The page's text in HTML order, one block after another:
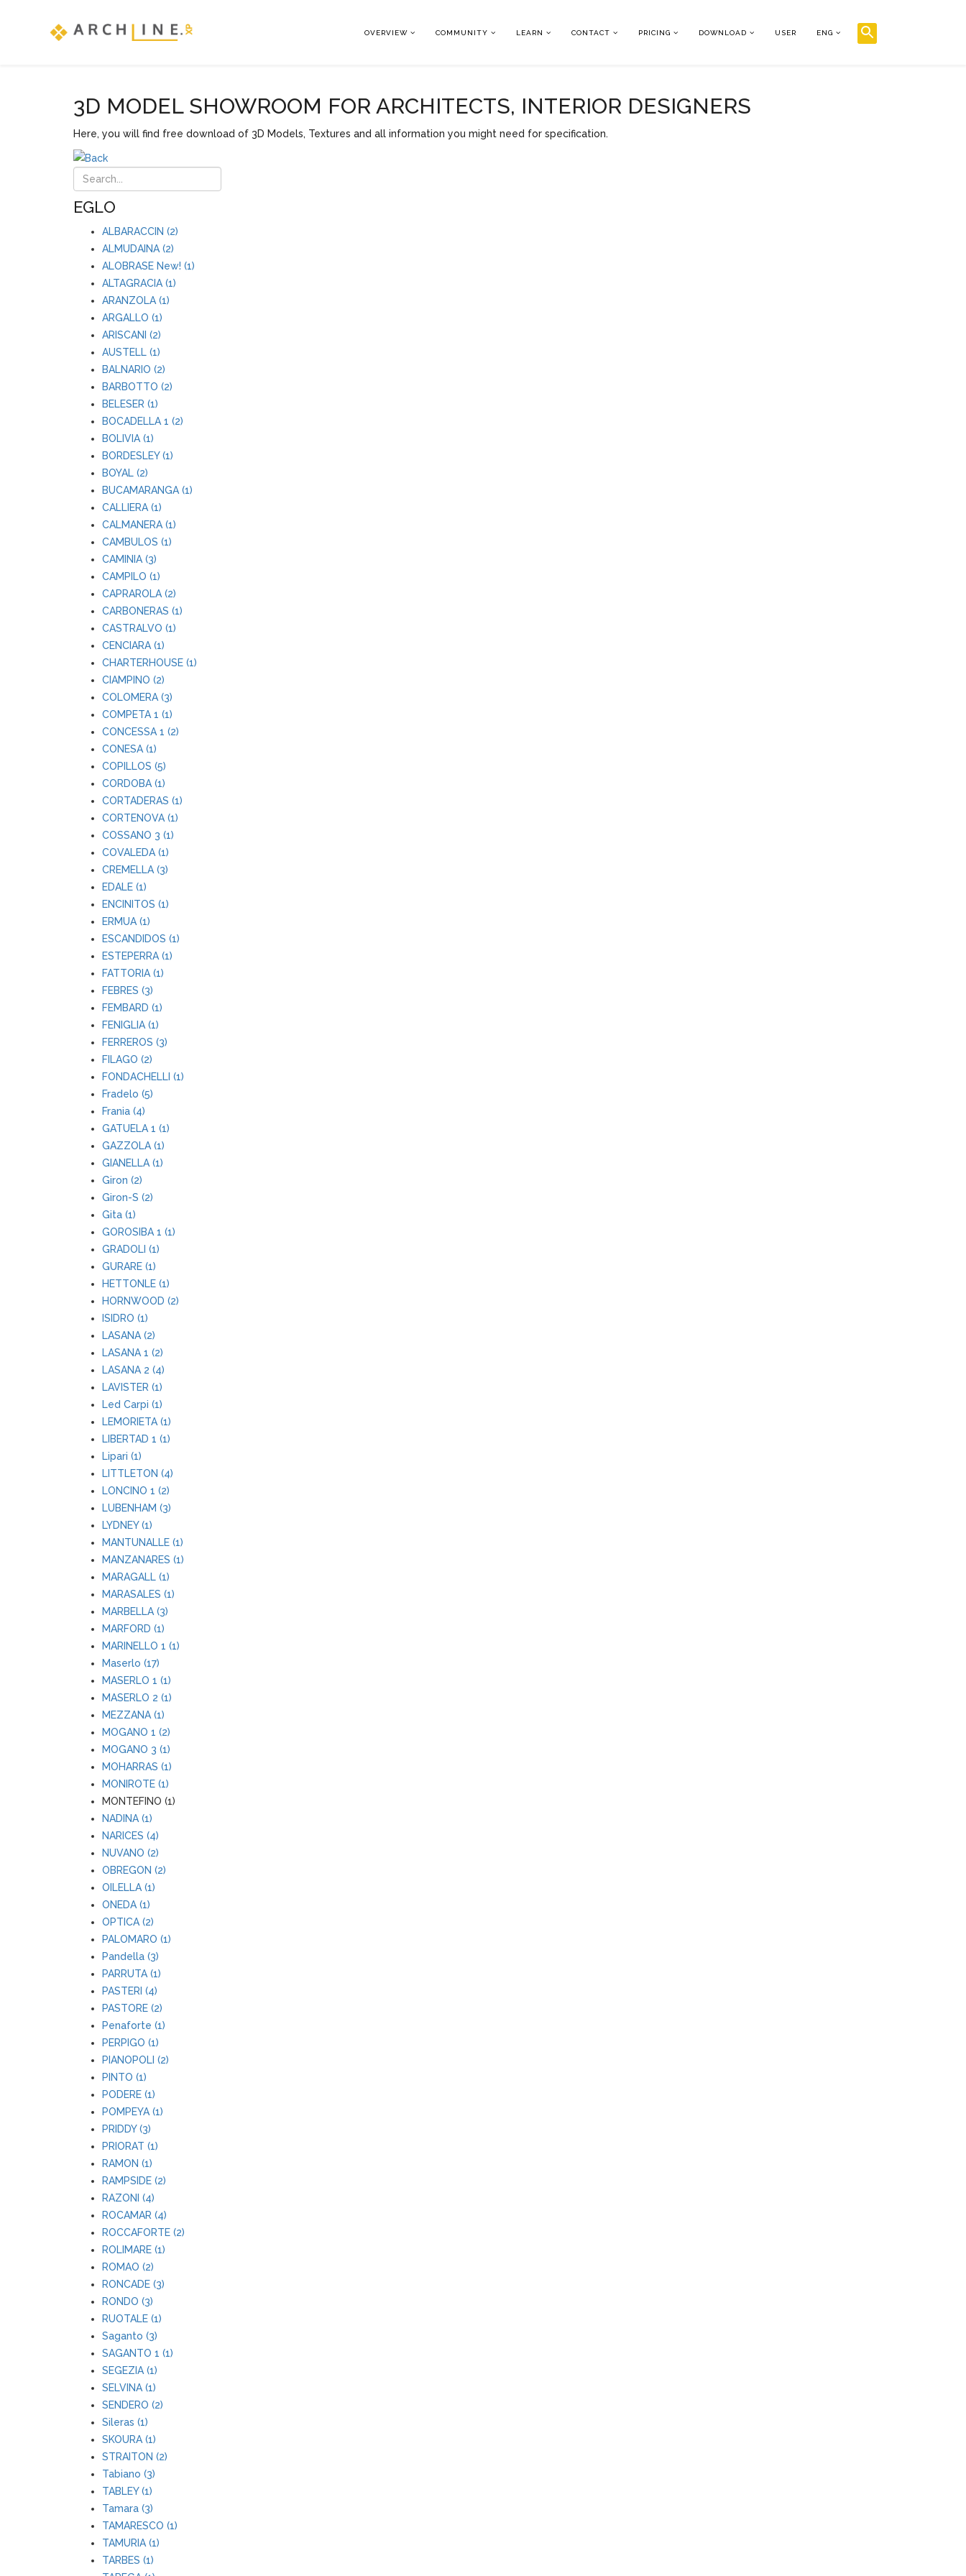
OVERVIEW COMMUNITY LEARN CONTACT PRICING DOWNLOAD USER ENG
3D MODEL SHOWROOM FOR ARCHITECTS, INTERIOR DESIGNERS
Here, you will find free download of 3D Models, Textures and all information you might need for specification.
EGLO
ALBARACCIN (2)
ALMUDAINA (2)
ALOBRASE New! (1)
ALTAGRACIA (1)
ARANZOLA (1)
ARGALLO (1)
ARISCANI (2)
AUSTELL (1)
BALNARIO (2)
BARBOTTO (2)
BELESER (1)
BOCADELLA 1 (2)
BOLIVIA (1)
BORDESLEY (1)
BOYAL (2)
BUCAMARANGA (1)
CALLIERA (1)
CALMANERA (1)
CAMBULOS (1)
CAMINIA (3)
CAMPILO (1)
CAPRAROLA (2)
CARBONERAS (1)
CASTRALVO (1)
CENCIARA (1)
CHARTERHOUSE (1)
CIAMPINO (2)
COLOMERA (3)
COMPETA 1 (1)
CONCESSA 1 (2)
CONESA (1)
COPILLOS (5)
CORDOBA (1)
CORTADERAS (1)
CORTENOVA (1)
COSSANO 3 (1)
COVALEDA (1)
CREMELLA (3)
EDALE (1)
ENCINITOS (1)
ERMUA (1)
ESCANDIDOS (1)
ESTEPERRA (1)
FATTORIA (1)
FEBRES (3)
FEMBARD (1)
FENIGLIA (1)
FERREROS (3)
FILAGO (2)
FONDACHELLI (1)
Fradelo (5)
Frania (4)
GATUELA 1 (1)
GAZZOLA (1)
GIANELLA (1)
Giron (2)
Giron-S (2)
Gita (1)
GOROSIBA 1 (1)
GRADOLI (1)
GURARE (1)
HETTONLE (1)
HORNWOOD (2)
ISIDRO (1)
LASANA (2)
LASANA 1 (2)
LASANA 2 (4)
LAVISTER (1)
Led Carpi (1)
LEMORIETA (1)
LIBERTAD 1 (1)
Lipari (1)
LITTLETON (4)
LONCINO 1 (2)
LUBENHAM (3)
LYDNEY (1)
MANTUNALLE (1)
MANZANARES (1)
MARAGALL (1)
MARASALES (1)
MARBELLA (3)
MARFORD (1)
MARINELLO 1 (1)
Maserlo (17)
MASERLO 1 (1)
MASERLO 2 (1)
MEZZANA (1)
MOGANO 1 (2)
MOGANO 3 (1)
MOHARRAS (1)
MONIROTE (1)
MONTEFINO (1)
NADINA (1)
NARICES (4)
NUVANO (2)
OBREGON (2)
OILELLA (1)
ONEDA (1)
OPTICA (2)
PALOMARO (1)
Pandella (3)
PARRUTA (1)
PASTERI (4)
PASTORE (2)
Penaforte (1)
PERPIGO (1)
PIANOPOLI (2)
PINTO (1)
PODERE (1)
POMPEYA (1)
PRIDDY (3)
PRIORAT (1)
RAMON (1)
RAMPSIDE (2)
RAZONI (4)
ROCAMAR (4)
ROCCAFORTE (2)
ROLIMARE (1)
ROMAO (2)
RONCADE (3)
RONDO (3)
RUOTALE (1)
Saganto (3)
SAGANTO 1 (1)
SEGEZIA (1)
SELVINA (1)
SENDERO (2)
Sileras (1)
SKOURA (1)
STRAITON (2)
Tabiano (3)
TABLEY (1)
Tamara (3)
TAMARESCO (1)
TAMURIA (1)
TARBES (1)